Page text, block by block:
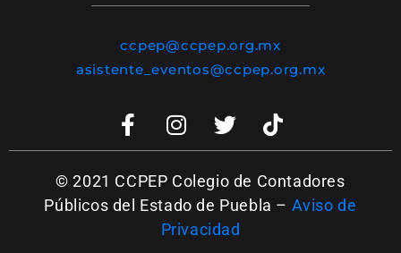
ccpep@ccpep.org.mx
asistente_eventos@ccpep.org.mx
© 2021 CCPEP Colegio de Contadores
Públicos del Estado de Puebla – Aviso de
Privacidad